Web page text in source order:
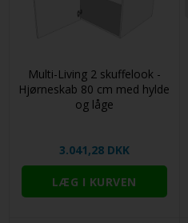
Multi-Living 2 skuffelook -
Hjørneskab 80 cm med hylde
og låge
3.041,28 DKK